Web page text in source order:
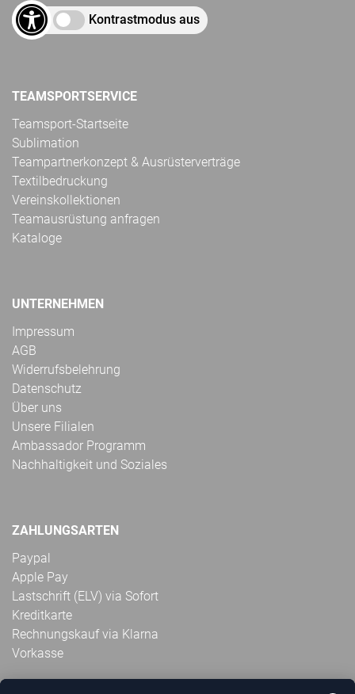
Kontrastmodus aus
TEAMSPORTSERVICE
Teamsport-Startseite
Sublimation
Teampartnerkonzept & Ausrüsterverträge
Textilbedruckung
Vereinskollektionen
Teamausrüstung anfragen
Kataloge
UNTERNEHMEN
Impressum
AGB
Widerrufsbelehrung
Datenschutz
Über uns
Unsere Filialen
Ambassador Programm
Nachhaltigkeit und Soziales
ZAHLUNGSARTEN
Paypal
Apple Pay
Lastschrift (ELV) via Sofort
Kreditkarte
Rechnungskauf via Klarna
Vorkasse